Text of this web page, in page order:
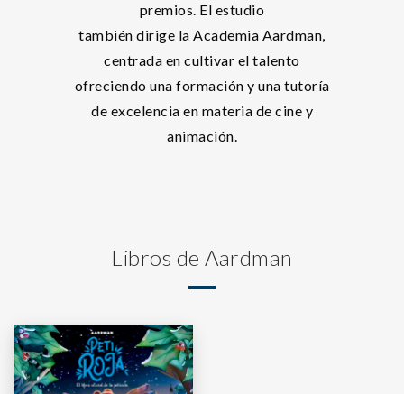
premios. El estudio
también dirige la Academia Aardman,
centrada en cultivar el talento
ofreciendo una formación y una tutoría
de excelencia en materia de cine y
animación.
Libros de Aardman